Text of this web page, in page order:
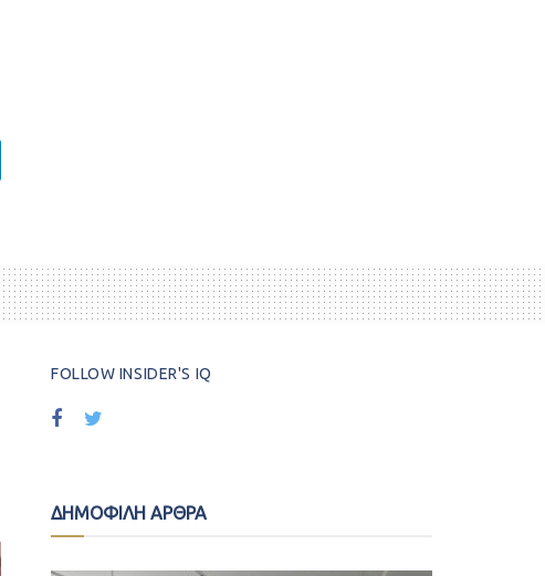
FOLLOW INSIDER'S IQ
ΔΗΜΟΦΙΛΗ ΑΡΘΡΑ